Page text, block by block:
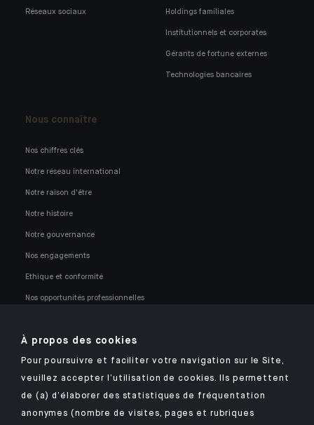
Réseaux sociaux Holdings familiales
Institutionnels et corporates
Gérants de fortune externes
Technologies bancaires
Nous connaître
Nos chiffres clés
Notre réseau international
Notre raison d'être
Notre histoire
Notre gouvernance
Nos engagements
Ethique et conformité
Nos opportunités professionnelles
Retrouvez notre application mobile Indosuez
À propos des cookies
Pour poursuivre et faciliter votre navigation sur le Site,
veuillez accepter l’utilisation de cookies. Ils permettent
de (a) d’élaborer des statistiques de fréquentation
anonymes (nombre de visites, pages et rubriques